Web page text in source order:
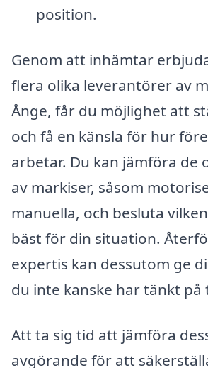
position.
Genom att inhämtar
flera olika leverantörer av
Ånge, får du möjlighet att
och få en känsla för hur
arbetar. Du kan jämföra de
av markiser, såsom
manuella, och besluta
bäst för din situation.
expertis kan dessutom ge
du inte kanske har tänkt på
Att ta sig tid att jämföra
avgörande för att